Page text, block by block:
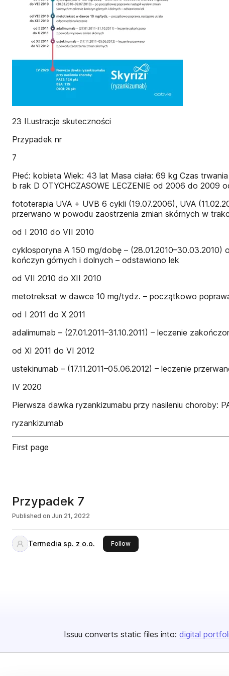
23 ILustracje skuteczności
Przypadek nr
7
Płeć: kobieta Wiek: 43 lat Masa ciała: 69 kg Czas
b rak D OTYCHCZASOWE LECZENIE od 2006 do 2009
fototerapia UVA + UVB 6 cykli (19.07.2006), UVA
przerwano w powodu zaostrzenia zmian skórnych w
od I 2010 do VII 2010
cyklosporyna A 150 mg/dobę –
kończyn górnych i dolnych – odstawiono lek
od VII 2010 do XII 2010
metotreksat w dawce 10 mg/tydz. – początkowo
od I 2011 do X 2011
adalimumab – (27.01.2011–31.10.2011) – leczenie
od XI 2011 do VI 2012
ustekinumab – (17.11.2011–05.06.2012) – leczenie
IV 2020
Pierwsza dawka ryzankizumabu przy nasileniu choroby:
ryzankizumab
First page
Przypadek 7
Published on Jun 21, 2022
Termedia sp. z o.o. Followthis publisher
Issuu converts static files into: digital